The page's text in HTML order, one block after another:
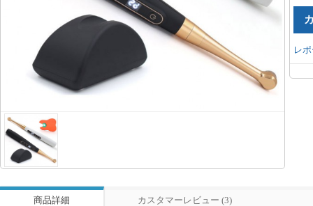
レ
商品詳細 カスタマーレビュー (3)